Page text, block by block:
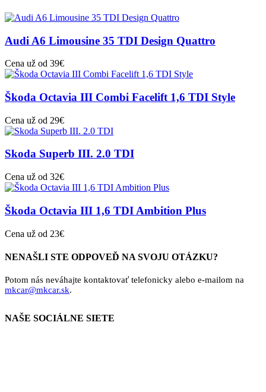
Audi A6 Limousine 35 TDI Design Quattro
Cena už od 39€
Škoda Octavia III Combi Facelift 1,6 TDI Style
Cena už od 29€
Skoda Superb III. 2.0 TDI
Cena už od 32€
Škoda Octavia III 1,6 TDI Ambition Plus
Cena už od 23€
NENAŠLI STE ODPOVEĎ NA SVOJU OTÁZKU?
Potom nás neváhajte kontaktovať telefonicky alebo e-mailom na
mkcar@mkcar.sk.
NAŠE SOCIÁLNE SIETE